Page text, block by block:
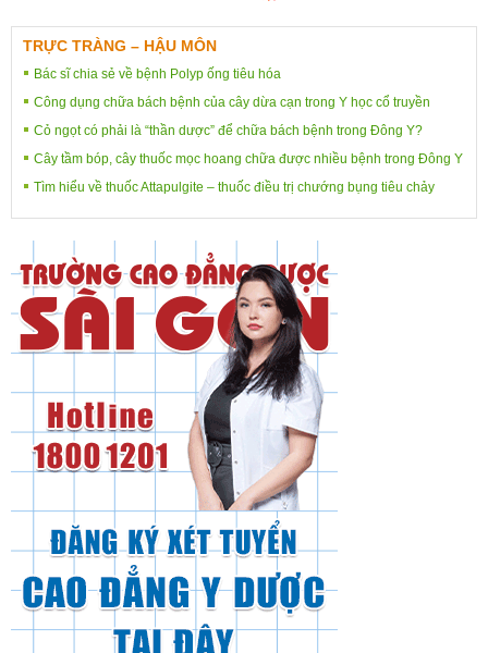
TRỰC TRÀNG – HẬU MÔN
Bác sĩ chia sẻ về bệnh Polyp ống tiêu hóa
Công dụng chữa bách bệnh của cây dừa cạn trong Y học cổ truyền
Cỏ ngọt có phải là “thần dược” để chữa bách bệnh trong Đông Y?
Cây tầm bóp, cây thuốc mọc hoang chữa được nhiều bệnh trong Đông Y
Tìm hiểu về thuốc Attapulgite – thuốc điều trị chướng bụng tiêu chảy